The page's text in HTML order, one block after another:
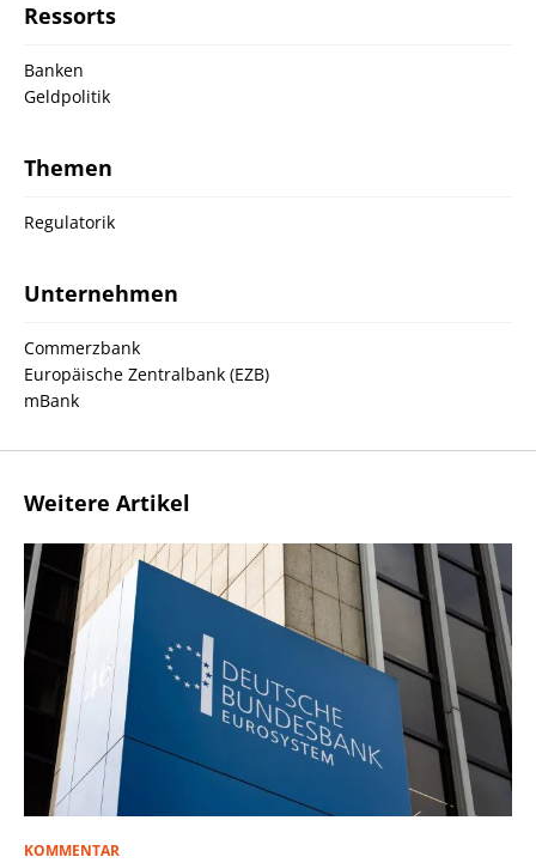
Ressorts
Banken
Geldpolitik
Themen
Regulatorik
Unternehmen
Commerzbank
Europäische Zentralbank (EZB)
mBank
Weitere Artikel
KOMMENTAR